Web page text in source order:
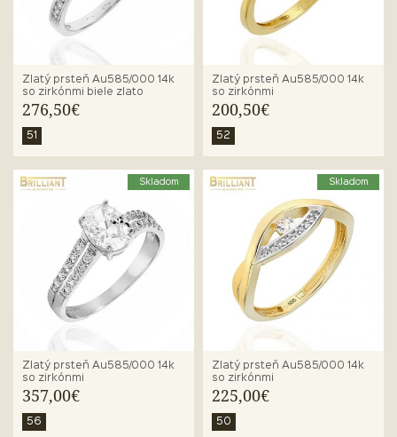
Zlatý prsteň Au585/000 14k
so zirkónmi biele zlato
276,50€
51
Zlatý prsteň Au585/000 14k
so zirkónmi
200,50€
52
Skladom
Zlatý prsteň Au585/000 14k
so zirkónmi
357,00€
56
Skladom
Zlatý prsteň Au585/000 14k
so zirkónmi
225,00€
50